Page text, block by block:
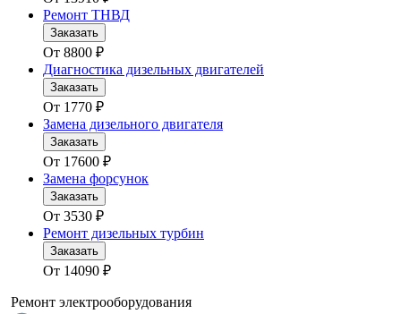
Ремонт ТНВД
Заказать
От 8800 ₽
Диагностика дизельных двигателей
Заказать
От 1770 ₽
Замена дизельного двигателя
Заказать
От 17600 ₽
Замена форсунок
Заказать
От 3530 ₽
Ремонт дизельных турбин
Заказать
От 14090 ₽
Ремонт электрооборудования